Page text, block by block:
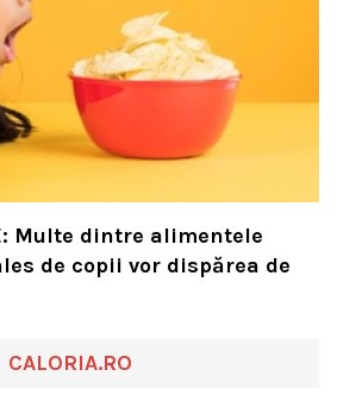
Multe dintre alimentele
de copii vor dispărea de
CALORIA.RO